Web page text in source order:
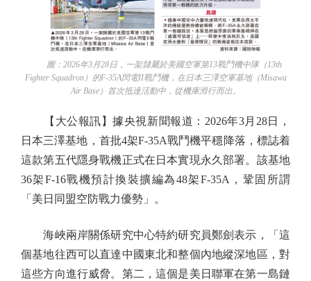
圖：2026年3月28日，一架隸屬於美國空軍第13戰鬥機中隊（13th
Fighter Squadron）的F-35A閃電II戰鬥機，在日本三澤空軍基地（Misawa
Air Base）首次抵達活動中，從機庫滑行而出。
【大公報訊】據央視新聞報道：2026年3月28日，
日本三澤基地，首批4架F-35A戰鬥機平穩降落，標誌着
這款第五代隱身戰機正式在日本實現永久部署。該基地
36架F-16戰機預計換裝擴編為48架F-35A，鞏固所謂
「美日同盟空防戰力優勢」。
海峽兩岸關係研究中心特約研究員鄭劍表示，「這
個基地往西可以直達中國東北和整個內地縱深地區，對
這些方向進行威脅。第二，這個是美日聯軍在第一島鏈